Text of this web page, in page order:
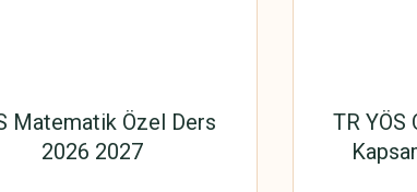
Matematik Özel Ders
2026 2027
TR YÖS